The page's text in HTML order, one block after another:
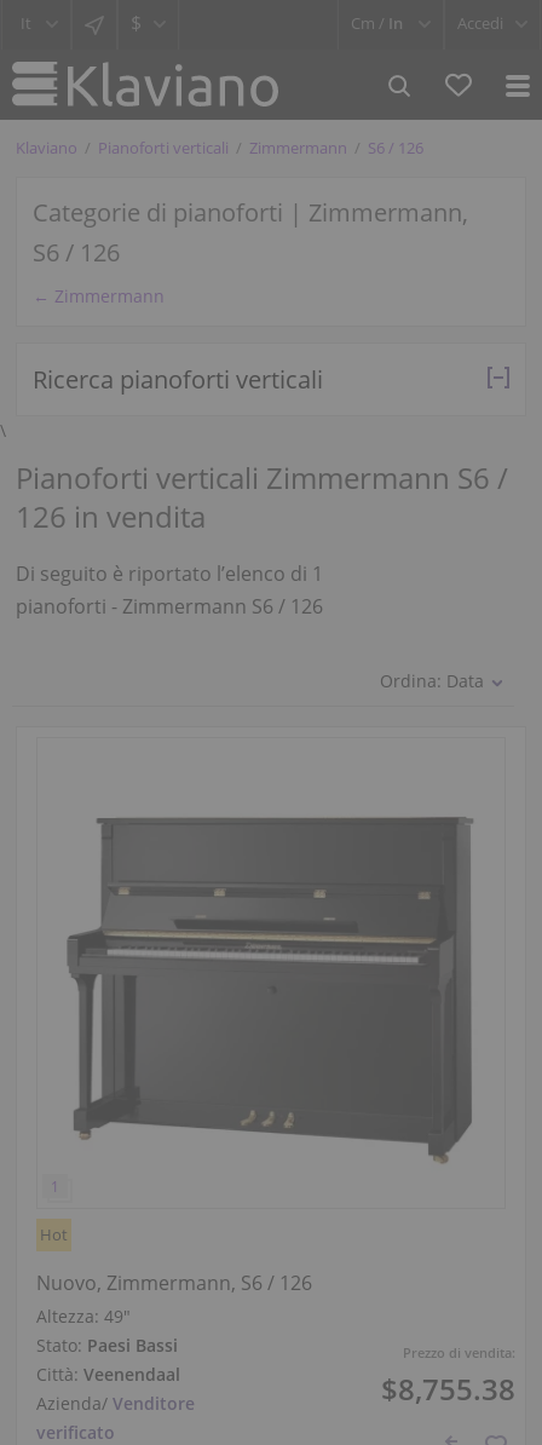
$ Cm / In Accedi
Klaviano Pianoforti verticali Zimmermann S6 / 126
Categorie di pianoforti | Zimmermann,
S6 / 126
← Zimmermann
Ricerca pianoforti verticali
\
Pianoforti verticali Zimmermann S6 /
126 in vendita
Di seguito è riportato l’elenco di 1
pianoforti - Zimmermann S6 / 126
Ordina: Data
Prezzo di vendita:
$8,755.38
Hot
Nuovo, Zimmermann, S6 / 126
Altezza: 49″
Stato: Paesi Bassi
Città: Veenendaal
Azienda/ Venditore
verificato